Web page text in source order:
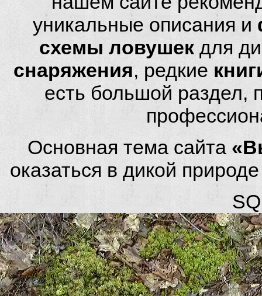
уникальные описания и
схемы ловушек для
снаряжения, редкие
есть большой
Основная тема сайта
оказаться в дикой